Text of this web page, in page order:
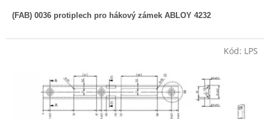
(FAB) 0036 protiplech pro hákový zámek ABLOY 4232
Kód: LPS